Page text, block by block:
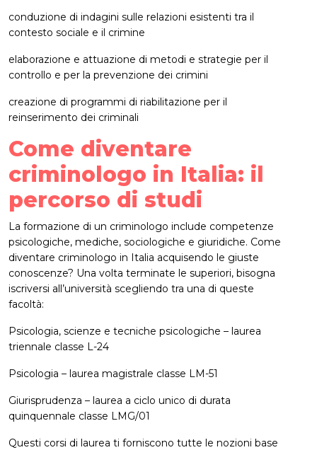
conduzione di indagini sulle relazioni esistenti tra il
contesto sociale e il crimine
elaborazione e attuazione di metodi e strategie per il
controllo e per la prevenzione dei crimini
creazione di programmi di riabilitazione per il
reinserimento dei criminali
Come diventare
criminologo in Italia: il
percorso di studi
La formazione di un criminologo include competenze
psicologiche, mediche, sociologiche e giuridiche. Come
diventare criminologo in Italia acquisendo le giuste
conoscenze? Una volta terminate le superiori, bisogna
iscriversi all’università scegliendo tra una di queste
facoltà:
Psicologia, scienze e tecniche psicologiche – laurea
triennale classe L-24
Psicologia – laurea magistrale classe LM-51
Giurisprudenza – laurea a ciclo unico di durata
quinquennale classe LMG/01
Questi corsi di laurea ti forniscono tutte le nozioni base